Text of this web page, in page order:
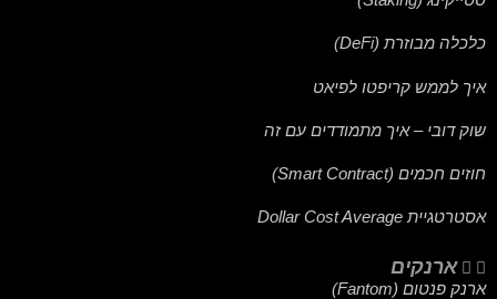
כלכלה מבוזרת (DeFi)
איך לממש קריפטו לפיאט
שוק דובי – איך מתמודדים עם זה
חוזים חכמים (Smart Contract)
אסטרטגיית Dollar Cost Average
ארנקים
ארנק פנטום (Fantom)